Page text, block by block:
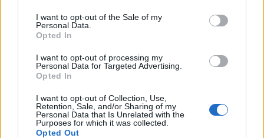
I want to opt-out of the Sale of my
Personal Data.
Opted In
I want to opt-out of processing my
Personal Data for Targeted Advertising.
Opted In
I want to opt-out of Collection, Use,
Retention, Sale, and/or Sharing of my
Personal Data that Is Unrelated with the
Purposes for which it was collected.
Opted Out
03-08-2026 - Κανένα σχόλιο
Οίκοι ευγηρίας